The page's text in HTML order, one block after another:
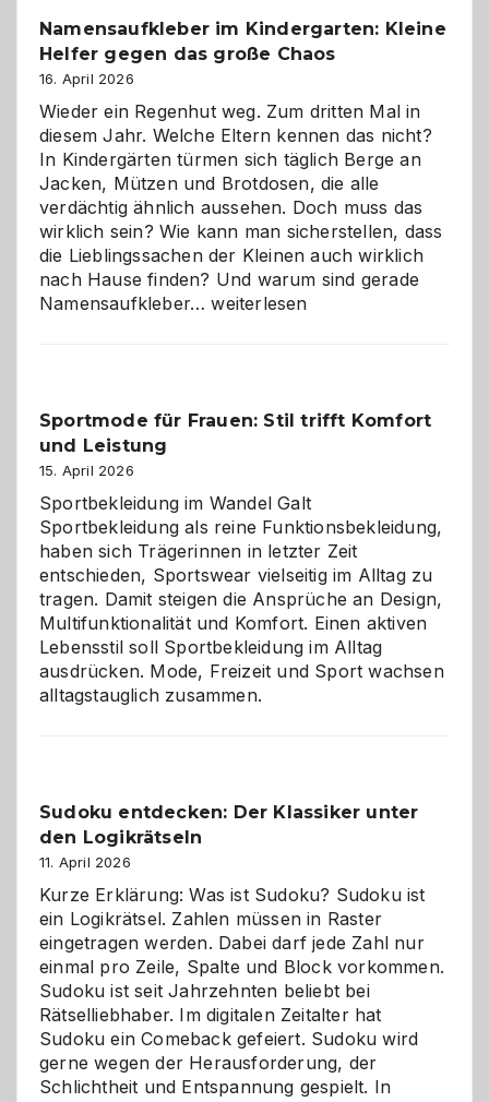
Namensaufkleber im Kindergarten: Kleine
Helfer gegen das große Chaos
16. April 2026
Wieder ein Regenhut weg. Zum dritten Mal in
diesem Jahr. Welche Eltern kennen das nicht?
In Kindergärten türmen sich täglich Berge an
Jacken, Mützen und Brotdosen, die alle
verdächtig ähnlich aussehen. Doch muss das
wirklich sein? Wie kann man sicherstellen, dass
die Lieblingssachen der Kleinen auch wirklich
nach Hause finden? Und warum sind gerade
Namensaufkleber…Namensaufkleber
gegen
Chaos
weiterlesen
Sportmode für Frauen: Stil trifft Komfort
und Leistung
15. April 2026
Sportbekleidung im Wandel Galt
Sportbekleidung als reine Funktionsbekleidung,
haben sich Trägerinnen in letzter Zeit
entschieden, Sportswear vielseitig im Alltag zu
tragen. Damit steigen die Ansprüche an Design,
Multifunktionalität und Komfort. Einen aktiven
Lebensstil soll Sportbekleidung im Alltag
ausdrücken. Mode, Freizeit und Sport wachsen
alltagstauglich zusammen.
Sudoku entdecken: Der Klassiker unter
den Logikrätseln
11. April 2026
Kurze Erklärung: Was ist Sudoku? Sudoku ist
ein Logikrätsel. Zahlen müssen in Raster
eingetragen werden. Dabei darf jede Zahl nur
einmal pro Zeile, Spalte und Block vorkommen.
Sudoku ist seit Jahrzehnten beliebt bei
Rätselliebhaber. Im digitalen Zeitalter hat
Sudoku ein Comeback gefeiert. Sudoku wird
gerne wegen der Herausforderung, der
Schlichtheit und Entspannung gespielt. In